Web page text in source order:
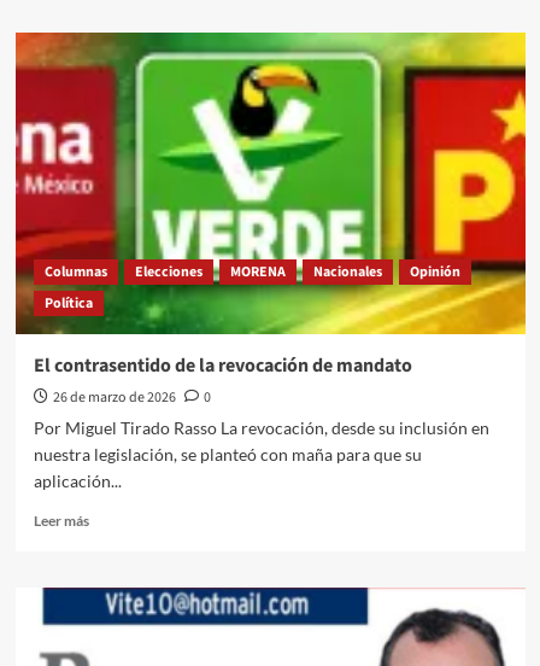
Monreal,
Cuellar
López
Beltrán
Columnas Elecciones MORENA Nacionales
Opinión
Política
El contrasentido de la revocación de mandato
26 de marzo de 2026
0
Por Miguel Tirado Rasso La revocación, desde su inclusión en
nuestra legislación, se planteó con maña para que su
aplicación...
Leer másLeer
El
contrasentido
de
la